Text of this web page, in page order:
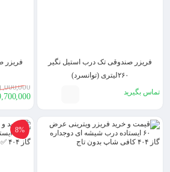
فریزر صندوقی تک درب استیل نگیر
۲۶۰لیتری (توانسرد)
تماس بگیرید
فریزر
8%